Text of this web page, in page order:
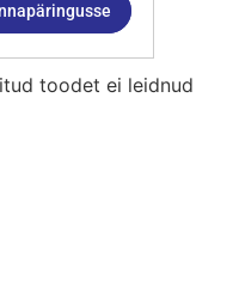
toodet ei leidnud